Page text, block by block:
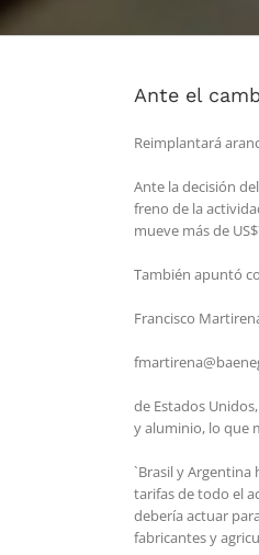
Ante el
Reimplantará
Ante la decisión
freno de la
mueve más de
También apuntó
Francisco
de Estados
y aluminio, lo que
`Brasil y Argentina
tarifas de todo el
debería actuar
fabricantes y